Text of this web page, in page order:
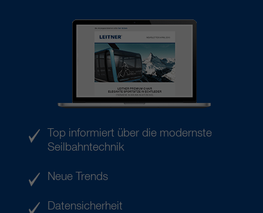
Top informiert über die modernste
Seilbahntechnik
Neue Trends
Datensicherheit